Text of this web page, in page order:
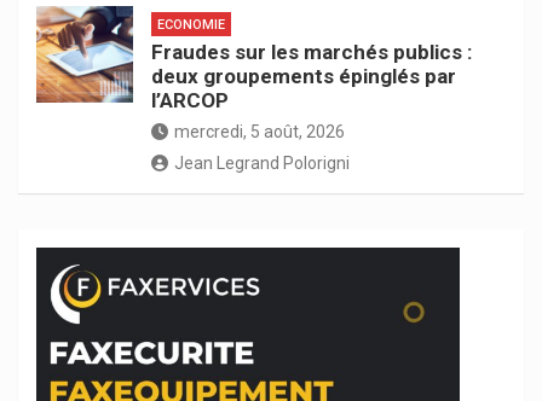
ECONOMIE
Fraudes sur les marchés publics :
deux groupements épinglés par
l’ARCOP
mercredi, 5 août, 2026
Jean Legrand Polorigni